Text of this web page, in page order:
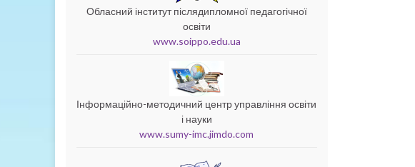
Обласний інститут післядипломної педагогічної
освіти
www.soippo.edu.ua
Інформаційно-методичний центр управління освіти
і науки
www.sumy-imc.jimdo.com